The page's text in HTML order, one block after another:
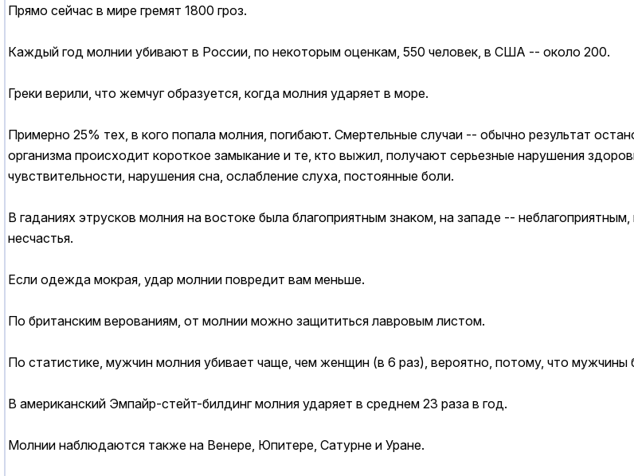
Прямо сейчас в мире гремят 1800 гроз.
Каждый год молнии убивают в России, по некоторым оценкам, 550 человек, в США -- около 200.
Греки верили, что жемчуг образуется, когда молния ударяет в море.
Примерно 25% тех, в кого попала молния, погибают. Смертельные случаи -- обычно результат
организма происходит короткое замыкание и те, кто выжил, получают серьезные нарушения
чувствительности, нарушения сна, ослабление слуха, постоянные боли.
В гаданиях этрусков молния на востоке была благоприятным знаком, на западе --
несчастья.
Если одежда мокрая, удар молнии повредит вам меньше.
По британским верованиям, от молнии можно защититься лавровым листом.
По статистике, мужчин молния убивает чаще, чем женщин (в 6 раз), вероятно, потому, что
В американский Эмпайр-стейт-билдинг молния ударяет в среднем 23 раза в год.
Молнии наблюдаются также на Венере, Юпитере, Сатурне и Уране.